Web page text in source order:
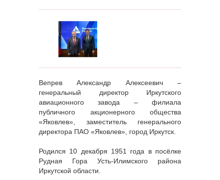
Вепрев Александр Алексеевич –
генеральный директор Иркутского
авиационного завода – филиала
публичного акционерного общества
«Яковлев», заместитель генерального
директора ПАО «Яковлев», город Иркутск.
Родился 10 декабря 1951 года в посёлке
Рудная Гора Усть-Илимского района
Иркутской области.